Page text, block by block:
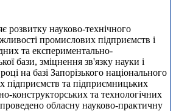
розвитку науко­во-технічного
промислових підприємств і
та експериментально-
бази, зміцнення зв'язку науки і
на базі Запорізького національного
підприємств та підприємницьких
конструкторських та технологіч­них
обласну науково-практичну